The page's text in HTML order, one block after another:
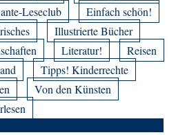
Leseclub
Einfach schön!
Illustrierte Bücher
Literatur!
Reisen
Tipps! Kinderrechte
Von den Künsten